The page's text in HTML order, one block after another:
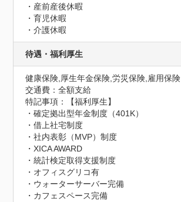
・産前産後休暇
・育児休暇
・介護休暇
待遇・福利厚生
健康保険,厚生年金保険,労災保険,雇用保険
交通費：全額支給
特記事項：【福利厚生】
・確定拠出型年金制度（401K）
・借上社宅制度
・社内表彰（MVP）制度
・XICA AWARD
・統計検定取得支援制度
・オフィスグリコ有
・ウォーターサーバー完備
・カフェスペース完備